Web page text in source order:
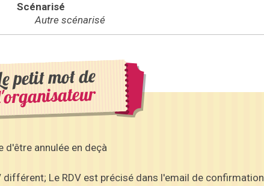
Scénarisé
Autre scénarisé
petit mot de
annulée en deçà
Le RDV est précisé dans l'email de confirmation